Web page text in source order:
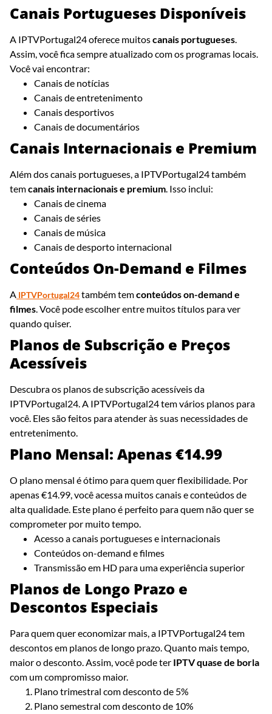
Canais Portugueses Disponíveis
A IPTVPortugal24 oferece muitoscanais portugueses.
Assim, você fica sempre atualizado com os programas locais.
Você vai encontrar:
Canais de notícias
Canais de entretenimento
Canais desportivos
Canais de documentários
Canais Internacionais e Premium
Além dos canais portugueses, a IPTVPortugal24 também
temcanais internacionais e premium. Isso inclui:
Canais de cinema
Canais de séries
Canais de música
Canais de desporto internacional
Conteúdos On-Demand e Filmes
A IPTVPortugal24também temconteúdos on-demand e
filmes. Você pode escolher entre muitos títulos para ver
quando quiser.
Planos de Subscrição e Preços
Acessíveis
Descubra os planos de subscrição acessíveis da
IPTVPortugal24. A IPTVPortugal24 tem vários planos para
você. Eles são feitos para atender às suas necessidades de
entretenimento.
Plano Mensal: Apenas €14.99
O plano mensal é ótimo para quem quer flexibilidade. Por
apenas €14.99, você acessa muitos canais e conteúdos de
alta qualidade. Este plano é perfeito para quem não quer se
comprometer por muito tempo.
Acesso a canais portugueses e internacionais
Conteúdos on-demand e filmes
Transmissão em HD para uma experiência superior
Planos de Longo Prazo e
Descontos Especiais
Para quem quer economizar mais, a IPTVPortugal24 tem
descontos em planos de longo prazo. Quanto mais tempo,
maior o desconto. Assim, você pode ter IPTV quase de borla
com um compromisso maior.
Plano trimestral com desconto de 5%
Plano semestral com desconto de 10%